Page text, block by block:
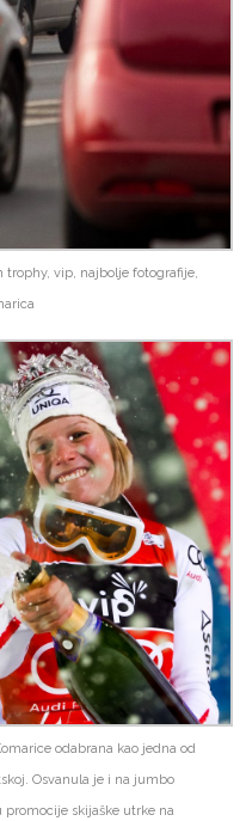
trophy, vip, najbolje fotografije,
odabrana kao jedna od
Osvanula je i na jumbo
skijaške utrke na